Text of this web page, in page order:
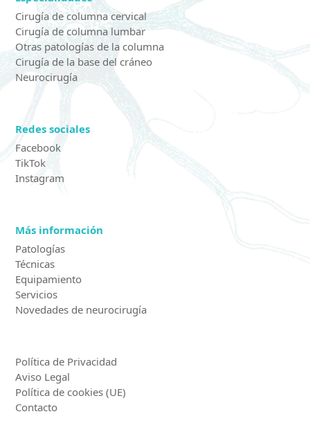
Cirugía de columna cervical
Cirugía de columna lumbar
Otras patologías de la columna
Cirugía de la base del cráneo
Neurocirugía
Redes sociales
Facebook
TikTok
Instagram
Más información
Patologías
Técnicas
Equipamiento
Servicios
Novedades de neurocirugía
Política de Privacidad
Aviso Legal
Política de cookies (UE)
Contacto